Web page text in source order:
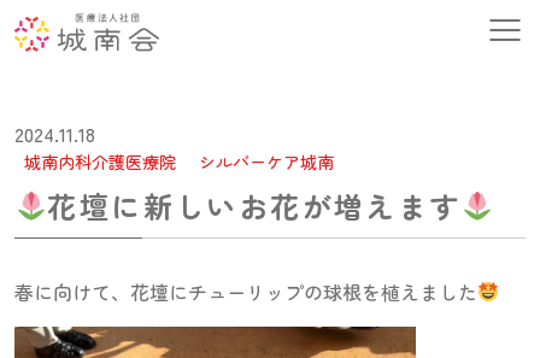
2024.11.18
城南内科介護医療院 シルバーケア城南
花壇に新しいお花が増えます
春に向けて、花壇にチューリップの球根を植えました